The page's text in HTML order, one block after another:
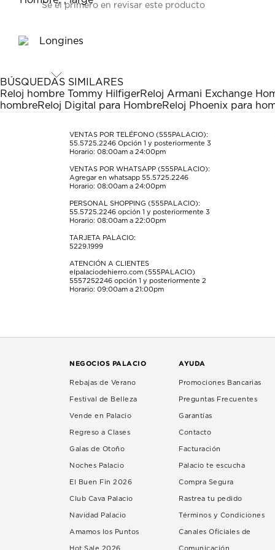
para
artículo
estrella
Esta
acción
abrirá
formulario
para
artículo
estrellas.
Esta
acción
abrirá
formulario
de
para
estrellas.
Esta
acción
abrirá
formulario
de
para
estrellas.
Esta
acción
abrirá
formulario
de
para
Esta
acción
abrirá
formulario
de
envío.
Sé el primero en revisar este producto
BÚSQUEDAS SIMILARES
Reloj hombre Tommy HilfigerReloj Armani Exchange
hombreReloj Digital para HombreReloj Phoenix para
VENTAS POR TELÉFONO (555PALACIO):
55.5725.2246 Opción 1 y posteriormente 3
Horario: 08:00am a 24:00pm
VENTAS POR WHATSAPP (555PALACIO):
Agregar en whatsapp 55.5725.2246
Horario: 08:00am a 24:00pm
PERSONAL SHOPPING (555PALACIO):
55.5725.2246 opción 1 y posteriormente 3
Horario: 08:00am a 22:00pm
TARJETA PALACIO:
5229.1999
ATENCIÓN A CLIENTES
elpalaciodehierro.com (555PALACIO)
5557252246 opción 1 y posteriormente 2
Horario: 09:00am a 21:00pm
NEGOCIOS PALACIO
Rebajas de Verano
Festival de Belleza
Vende en Palacio
Regreso a Clases
Galas de Otoño
Noches Palacio
El Buen Fin 2026
Club Cava Palacio
Navidad Palacio
Amamos los Puntos
Hot Sale 2026
AYUDA
Promociones Bancarias
Preguntas Frecuentes
Garantías
Contacto
Facturación
Palacio te escucha
Compra Segura
Rastrea tu pedido
Términos y Condiciones
Canales Oficiales de
Comunicación